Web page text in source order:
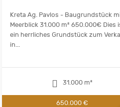
Kreta Ag. Pavlos - Baugrundstück
Meerblick 31.000 m² 650.000€ Dies
ein herrliches Grundstück zum
in...
31.000 m²
650.000 €